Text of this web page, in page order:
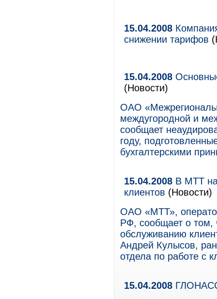
15.04.2008
снижении тарифов
15.04.2008
(Новости)
ОАО
междугородной и
сообщает
году,
бухгалтерскими
15.04.2008 В МТТ
клиентов (Новости)
ОАО «МТТ»,
РФ, сообщает о том,
обслуживанию
Андрей Кулысов,
отдела по работе с
15.04.2008